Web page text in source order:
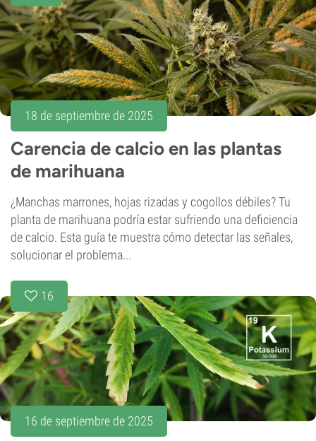
18 de septiembre de 2025
Carencia de calcio en las plantas
de marihuana
¿Manchas marrones, hojas rizadas y cogollos débiles? Tu
planta de marihuana podría estar sufriendo una deficiencia
de calcio. Esta guía te muestra cómo detectar las señales,
solucionar el problema...
16
16 de septiembre de 2025